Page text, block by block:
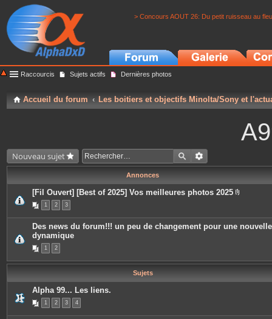
> Concours AOUT 26: Du petit ruisseau au
Raccourcis Sujets actifs Dernières photos
Accueil du forum Les boitiers et objectifs Minolta/Sony et
Nouveau sujet
Annonces
[Fil Ouvert] [Best of 2025] Vos meilleures photos 2025
c
e
n
1 2 3
Des news du forum!!! un peu de changement pour une nouvelle
dynamique
1 2
Sujets
Alpha 99... Les liens.
1 2 3 4